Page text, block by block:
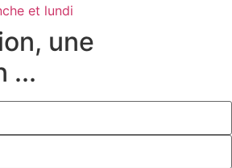
et lundi
une
...